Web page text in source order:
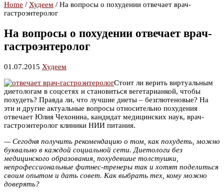
Home / Худеем / На вопросы о похудении отвечает врач-
гастроэнтеролог
На вопросы о похудении отвечает врач-
гастроэнтеролог
01.07.2015 Худеем
Стоит ли верить виртуальным
диетологам в соцсетях и становиться вегетарианкой, чтобы
похудеть? Правда ли, что лучшие диеты – безглютеновые? На
эти и другие актуальные вопросы относительно похудения
отвечает Юлия Чехонина, кандидат медицинских наук, врач-
гастроэнтеролог клиники НИИ питания.
— Сегодня получить рекомендацию о том, как похудеть, можно
буквально в каждой социальной сети. Диетологи без
медицинского образования, похудевшие толстушки,
непрофессиональные фитнес-тренеры так и хотят поделиться
своим опытом и дать совет. Как выбрать тех, кому можно
доверять?